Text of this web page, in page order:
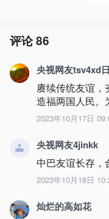
评论86
央视网友tsv4xd
赓续传统友谊，
造福两国人民。
2023年10月17日
央视网友4jinkk
中巴友谊长存，
2023年10月18日
灿烂的高如花